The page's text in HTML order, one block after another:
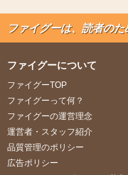
ファイグーは、読者の
ファイグーについて
ファイグーTOP
ファイグーって何？
ファイグーの運営理念
運営者・スタッフ紹介
品質管理のポリシー
広告ポリシー